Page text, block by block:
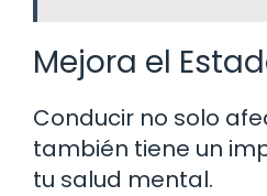
Mejora el
Conducir no solo
también tiene un
tu salud mental.